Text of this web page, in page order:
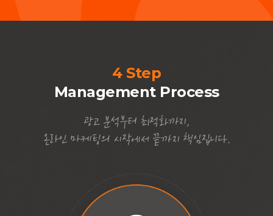
4 Step
Management Process
광고 분석부터 최적화까지,
온라인 마케팅의 시작에서 끝까지 책임집니다.